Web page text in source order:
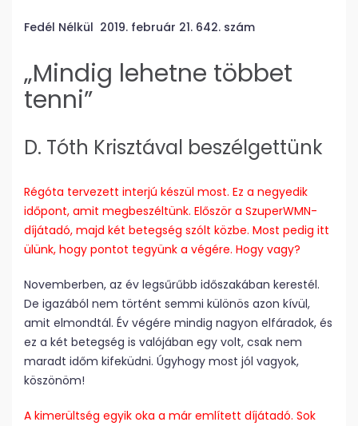
Fedél Nélkül 2019. február 21. 642. szám
„Mindig lehetne többet
tenni”
D. Tóth Krisztával beszélgettünk
Régóta tervezett interjú készül most. Ez a negyedik
időpont, amit megbeszéltünk. Először a SzuperWMN-
díjátadó, majd két betegség szólt közbe. Most pedig itt
ülünk, hogy pontot tegyünk a végére. Hogy vagy?
Novemberben, az év legsűrűbb időszakában kerestél.
De igazából nem történt semmi különös azon kívül,
amit elmondtál. Év végére mindig nagyon elfáradok, és
ez a két betegség is valójában egy volt, csak nem
maradt időm kifeküdni. Úgyhogy most jól vagyok,
köszönöm!
A kimerültség egyik oka a már említett díjátadó. Sok